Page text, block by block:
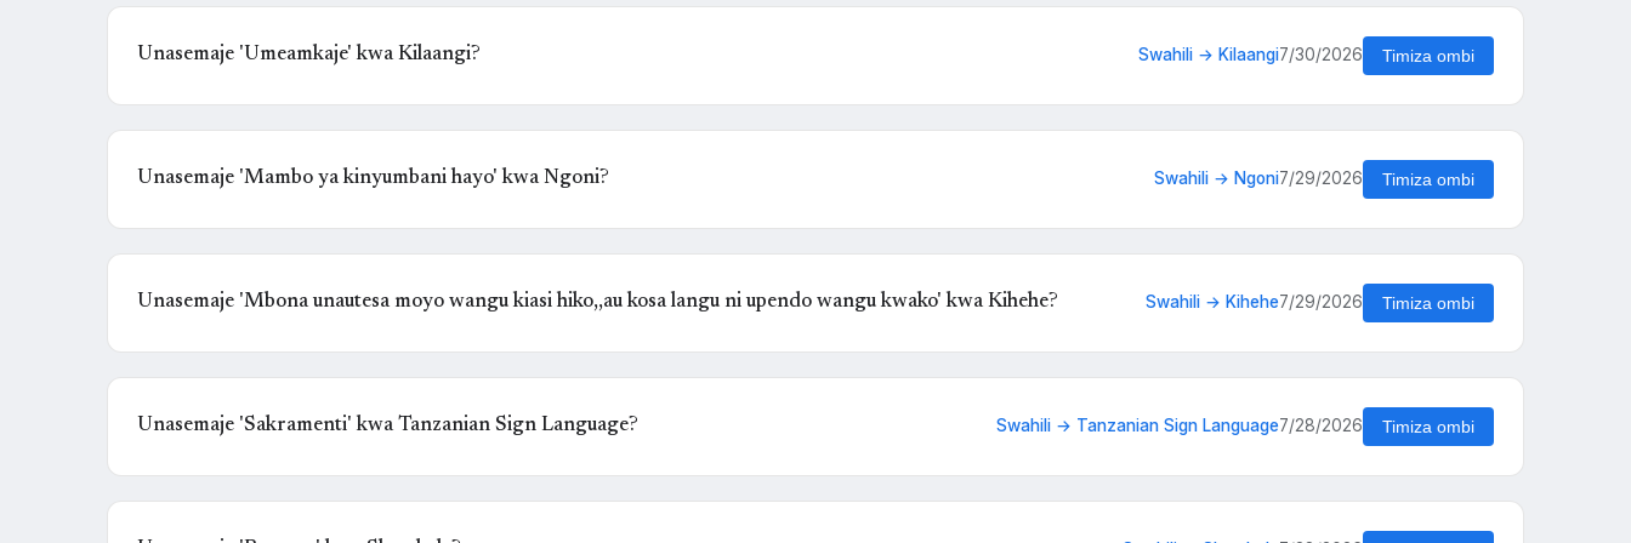
Unasemaje 'Umeamkaje' kwa Kilaangi? Swahili → Kilaangi7/30/2026 Timiza ombi
Unasemaje 'Mambo ya kinyumbani hayo' kwa Ngoni? Swahili → Ngoni7/29/2026 Timiza ombi
Unasemaje 'Mbona unautesa moyo wangu kiasi hiko,,au kosa langu ni upendo wangu kwako' kwa Kihehe? Swahili → Kihehe7/29/2026 Timiza ombi
Unasemaje 'Sakramenti' kwa Tanzanian Sign Language? Swahili → Tanzanian Sign Language7/28/2026 Timiza ombi